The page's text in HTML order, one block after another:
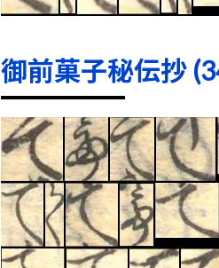
御前菓子秘伝抄